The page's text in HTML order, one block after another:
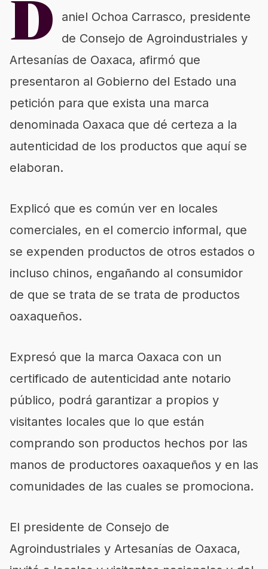
D
aniel Ochoa Carrasco, presidente
de Consejo de Agroindustriales y
Artesanías de Oaxaca, afirmó que
presentaron al Gobierno del Estado una
petición para que exista una marca
denominada Oaxaca que dé certeza a la
autenticidad de los productos que aquí se
elaboran.
Explicó que es común ver en locales
comerciales, en el comercio informal, que
se expenden productos de otros estados o
incluso chinos, engañando al consumidor
de que se trata de se trata de productos
oaxaqueños.
Expresó que la marca Oaxaca con un
certificado de autenticidad ante notario
público, podrá garantizar a propios y
visitantes locales que lo que están
comprando son productos hechos por las
manos de productores oaxaqueños y en las
comunidades de las cuales se promociona.
El presidente de Consejo de
Agroindustriales y Artesanías de Oaxaca,